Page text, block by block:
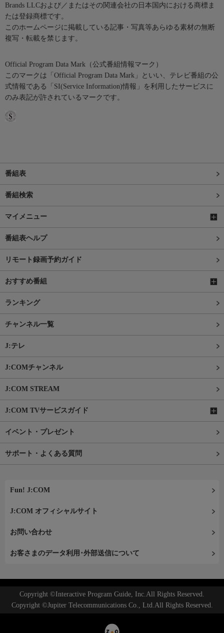
Brands LLCおよび／またはその関連会社の日本国内における商標ま
たは登録商標です。
このホームページに掲載している記事・写真等あらゆる素材の無断
複写・転載を禁じます。
Official Program Data Mark（公式番組情報マーク）
このマークは「Official Program Data Mark」といい、テレビ番組の公
式情報である「SI(Service Information)情報」を利用したサービスに
のみ表記が許されているマークです。
番組表
番組検索
マイメニュー
番組表ヘルプ
リモート録画予約ガイド
おすすめ番組
ランキング
チャンネル一覧
J:テレ
J:COMチャンネル
J:COM STREAM
J:COM TVサービスガイド
イベント・プレゼント
サポート・よくある質問
Fun! J:COM
J:COM オフィシャルサイト
お問い合わせ
お客さまのデータ利用･外部送信について
Copyright ©Interactive Program Guide, Inc.All Rights Reserved.
Copyright ©Jupiter Telecommunications Co., Ltd.All Rights Reserved.